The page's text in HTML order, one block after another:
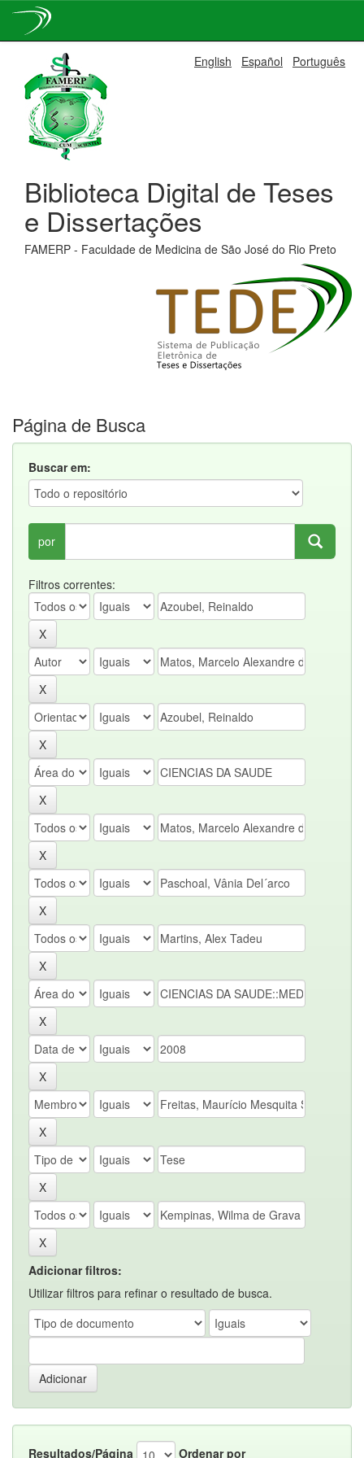
navigation
English Español Português
Biblioteca Digital de Teses
e Dissertações
FAMERP - Faculdade de Medicina de São José do Rio Preto
Página de Busca
Buscar em:
por
Filtros correntes:
Adicionar filtros:
Utilizar filtros para refinar o resultado de busca.
Resultados/Página Ordenar por